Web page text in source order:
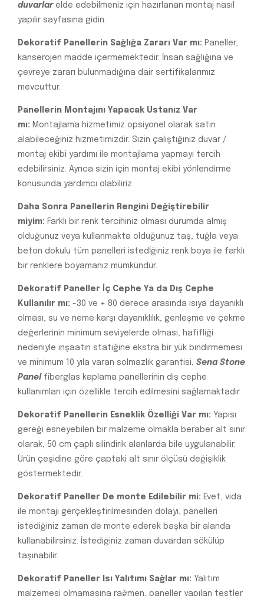
duvarlar elde edebilmeniz için hazırlanan montaj nasıl
yapılır sayfasına gidin.
Dekoratif Panellerin Sağlığa Zararı Var mı: Paneller,
kanserojen madde içermemektedir. İnsan sağlığına ve
çevreye zararı bulunmadığına dair sertifikalarımız
mevcuttur.
Panellerin Montajını Yapacak Ustanız Var
mı: Montajlama hizmetimiz opsiyonel olarak satın
alabileceğiniz hizmetimizdir. Sizin çalıştığınız duvar /
montaj ekibi yardımı ile montajlama yapmayı tercih
edebilirsiniz. Ayrıca sizin için montaj ekibi yönlendirme
konusunda yardımcı olabiliriz.
Daha Sonra Panellerin Rengini Değiştirebilir
miyim: Farklı bir renk tercihiniz olması durumda almış
olduğunuz veya kullanmakta olduğunuz taş, tuğla veya
beton dokulu tüm panelleri istedİğiniz renk boya ile farklı
bir renklere boyamanız mümkündür.
Dekoratif Paneller İç Cephe Ya da Dış Cephe
Kullanılır mı: -30 ve + 80 derece arasında ısıya dayanıklı
olması, su ve neme karşı dayanıklılık, genleşme ve çekme
değerlerinin minimum seviyelerde olması, hafifliği
nedeniyle inşaatın statiğine ekstra bir yük bindirmemesi
ve minimum 10 yıla varan solmazlık garantisi, Sena Stone
Panelfiberglas kaplama panellerinin dış cephe
kullanımları için özellikle tercih edilmesini sağlamaktadır.
Dekoratif Panellerin Esneklik Özelliği Var mı: Yapısı
gereği esneyebilen bir malzeme olmakla beraber alt sınır
olarak, 50 cm çaplı silindirik alanlarda bile uygulanabilir.
Ürün çeşidine göre çaptaki alt sınır ölçüsü değişiklik
göstermektedir.
Dekoratif Paneller De monte Edilebilir mi: Evet, vida
ile montajı gerçekleştirilmesinden dolayı, panelleri
istediğiniz zaman de monte ederek başka bir alanda
kullanabilirsiniz. İstediğiniz zaman duvardan sökülüp
taşınabilir.
Dekoratif Paneller Isı Yalıtımı Sağlar mı: Yalıtım
malzemesi olmamasına rağmen, paneller yapılan testler